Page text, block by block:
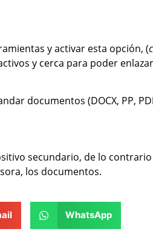
y activar esta opción, (
y cerca para poder
documentos (DOCX, PP,
secundario, de lo
los documentos.
WhatsApp